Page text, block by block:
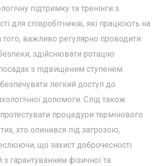
підтримку та тренінги з
для співробітників, які працюють на
того, важливо регулярно проводити
здійснювати ротацію
з підвищеним ступенем
легкий доступ до
допомоги. Слід також
процедури термінового
хто опинився під загрозою,
що захист доброчесності
з гарантуванням фізичної та